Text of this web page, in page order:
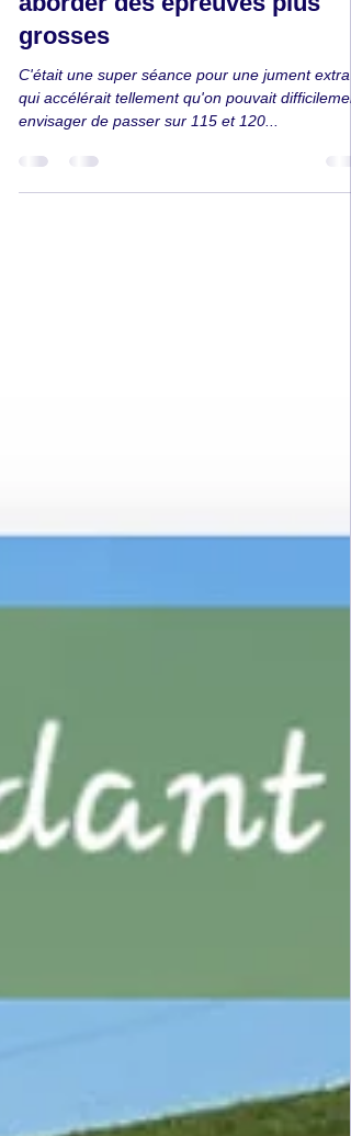
comment se redresser pour
aborder des épreuves plus
grosses
C'était une super séance pour une jument extra
envisager de passer sur 115 et 120...